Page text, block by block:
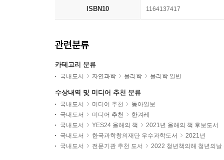
ISBN10 1164137417
관련분류
카테고리 분류
국내도서 자연과학 물리학 물리학 일반
수상내역 및 미디어 추천 분류
국내도서 미디어 추천
동아일보
국내도서
미디어 추천
한겨레
국내도서
YES24 올해의 책
2021년 올해의 책 후보도서
국내도서
한국과학창의재단 우수과학도서
2021년
국내도서
전문기관 추천 도서 2022 청년책의해 청년의날